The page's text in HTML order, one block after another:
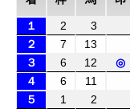
１ 2 3
２
7 13
３
6 12 ◎
４
6 11
５
1 2